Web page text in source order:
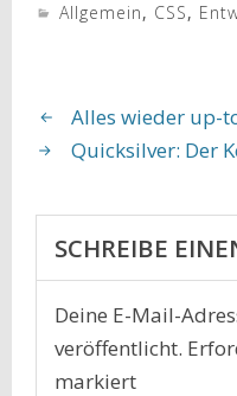
Allgemein, CSS,
Alles wieder up-
Quicksilver: Der
SCHREIBE
Deine E-Mail-
veröffentlicht.
markiert